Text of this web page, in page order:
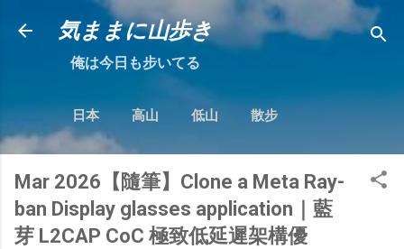
跳到主要內容
気ままに山歩き
俺は今日も步いてる
日本 高山 低山 散步
Mar 2026【隨筆】Clone a Meta Ray-
ban Display glasses application｜藍
芽 L2CAP CoC 極致低延遲架構優